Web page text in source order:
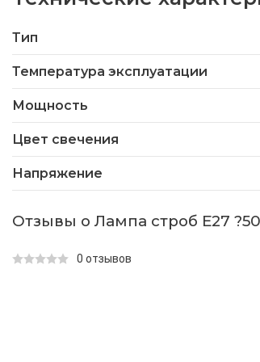
Тип
Температура эксплуатации
Мощность
Цвет свечения
Напряжение
Отзывы о Лампа строб Е27
0 отзывов